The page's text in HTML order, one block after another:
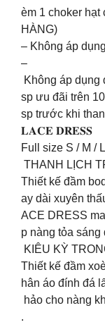
èm 1 choker hạt
HÀNG)
– Không áp
–
Không áp
sp ưu đãi trên
sp trước khi
𝐋𝐀𝐂𝐄 𝐃𝐑𝐄𝐒𝐒
Full size S / M / L
THANH LỊCH
Thiết kế đầm
ay dài xuyên
ACE DRESS
p nàng tỏa sáng
KIÊU KỲ
Thiết kế đầm
hân áo đính đá
hảo cho nàng
.